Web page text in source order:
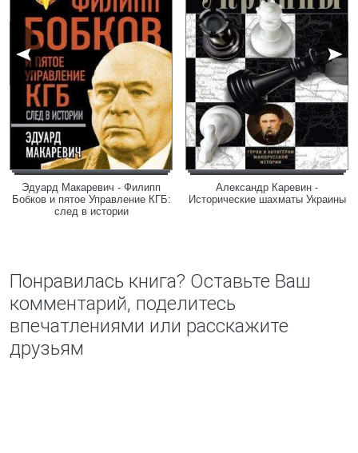
Эдуард Макаревич - Филипп
Бобков и пятое Управление КГБ:
след в истории
Александр Каревин -
Исторические шахматы Украины
Понравилась книга? Оставьте Ваш
комментарий, поделитесь
впечатлениями или расскажите
друзьям